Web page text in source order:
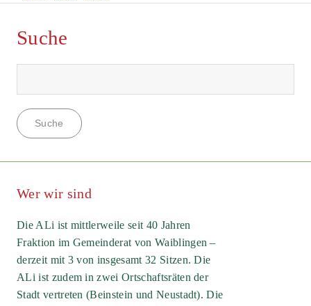
Suche
Wer wir sind
Die ALi ist mittlerweile seit 40 Jahren
Fraktion im Gemeinderat von Waiblingen –
derzeit mit 3 von insgesamt 32 Sitzen. Die
ALi ist zudem in zwei Ortschaftsräten der
Stadt vertreten (Beinstein und Neustadt). Die